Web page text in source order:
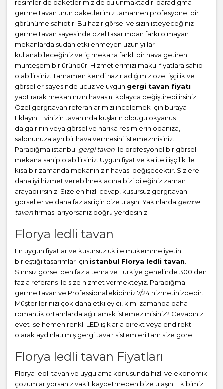
resimler de paketlerimiz de bulunmaktadır. paradigma
germe tavan ürün paketlerimiz tamamen profesyonel bir
görünüme sahiptir. Bu hazır görsel ve sizin isteyeceğiniz
germe tavan sayesinde özel tasarımdan farkı olmayan
mekanlarda sudan etkilenmeyen uzun yıllar
kullanabileceğiniz ve iç mekana farklı bir hava getiren
muhteşem bir üründür. Hizmetlerimizi makul fiyatlara sahip
olabilirsiniz. Tamamen kendi hazırladığımız özel işçilik ve
görseller sayesinde ucuz ve uygun gergi tavan fiyatı
yaptırarak mekanınızın havasını kolayca değiştirebilirsiniz.
Özel gergitavan referanlarımızı incelemek için buraya
tıklayın. Evinizin tavanında kuşların oldugu okyanus
dalgalrının veya görsel ve harika resimlerin odanıza,
salonunuza ayrı bir hava vermesini istemezmisiniz.
Paradiğma istanbul gergi tavan ile profesyonel bir görsel
mekana sahip olabilirsiniz. Uygun fiyat ve kaliteli işçilik ile
kısa bir zamanda mekanınızın havası değişecektir. Sizlere
daha iyi hizmet verebilmek adına bizi dileğiniz zaman
arayabilirsiniz. Size en hızlı cevap, kusursuz gergitavan
görseller ve daha fazlası için bize ulaşın. Yakınlarda germe
tavanfirması arıyorsanız doğru yerdesiniz.
Florya ledli tavan
En uygun fiyatlar ve kusursuzluk ile mükemmeliyetin
birleştiği tasarımlar için istanbul Florya ledli tavan
Sınırsız görsel den fazla tema ve Türkiye genelinde 300 den
fazla referans ile size hizmet vermekteyiz. Paradiğma
germe tavan ve Professional ekibimiz 7/24 hizmetinizdedir.
Müşterilerinizi çok daha etkileyici, kimi zamanda daha
romantik ortamlarda ağırlamak istemez misiniz? Cevabınız
evet ise hemen renkli LED ışıklarla direkt veya endirekt
olarak aydınlatılmış gergi tavan sistemleri tam size göre.
Florya ledli tavan Fiyatları
Florya ledli tavan ve uygulama konusunda hızlı ve ekonomik
çözüm arıyorsanız vakit kaybetmeden bize ulaşın. Ekibimiz